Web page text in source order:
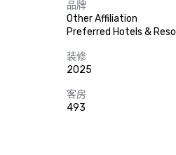
品牌
Other Affiliation
Preferred Hotels &
装修
2025
客房
493